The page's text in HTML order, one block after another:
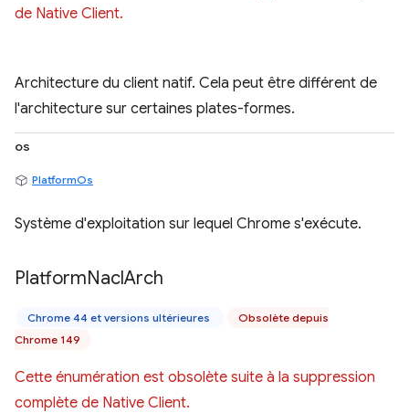
de Native Client.
Architecture du client natif. Cela peut être différent de
l'architecture sur certaines plates-formes.
os
PlatformOs
Système d'exploitation sur lequel Chrome s'exécute.
PlatformNaclArch
Chrome 44 et versions ultérieures
Obsolète depuis
Chrome 149
Cette énumération est obsolète suite à la suppression
complète de Native Client.